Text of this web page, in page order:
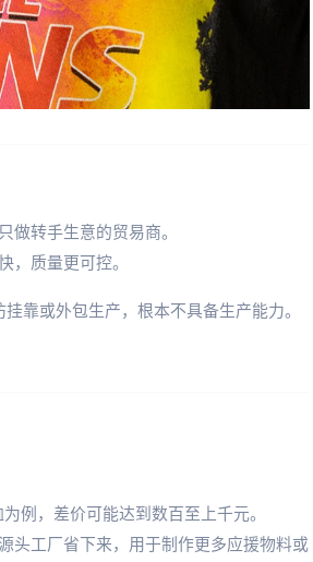
转手生意的贸易商。
，质量更可控。
靠或外包生产，根本不具备生产能力。
例，差价可能达到数百至上千元。
头工厂省下来，用于制作更多应援物料或